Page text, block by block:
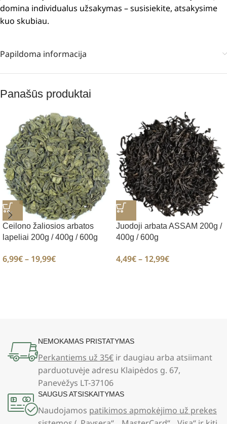
domina individualus užsakymas – susisiekite, atsakysime
kuo skubiau.
Papildoma informacija
Panašūs produktai
Ceilono žaliosios arbatos
lapeliai 200g / 400g / 600g
6,99€– 19,99€
Juodoji arbata ASSAM 200g /
400g / 600g
4,49€– 12,99€
NEMOKAMAS PRISTATYMAS
Perkantiems už 35€ ir daugiau arba atsiimant
parduotuvėje adresu Klaipėdos g. 67,
Panevėžys LT-37106
SAUGUS ATSISKAITYMAS
Naudojamos patikimos apmokėjimo už prekes